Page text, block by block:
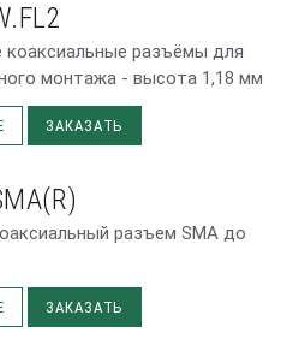
коаксиальные разъёмы для
монтажа - высота 1,18 мм
ЗАКАЗАТЬ
разъем SMA до
ЗАКАЗАТЬ